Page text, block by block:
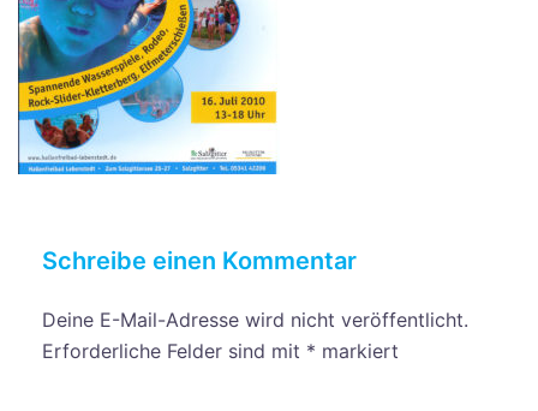
Schreibe einen Kommentar
Deine E-Mail-Adresse wird nicht veröffentlicht.
Erforderliche Felder sind mit * markiert